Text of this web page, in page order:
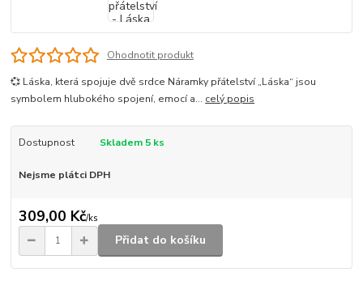
Ohodnotit produkt
💞 Láska, která spojuje dvě srdce Náramky přátelství „Láska“ jsou
symbolem hlubokého spojení, emocí a... celý popis
Dostupnost Skladem 5 ks
Nejsme plátci DPH
309,00 Kč/ks
Přidat do košíku